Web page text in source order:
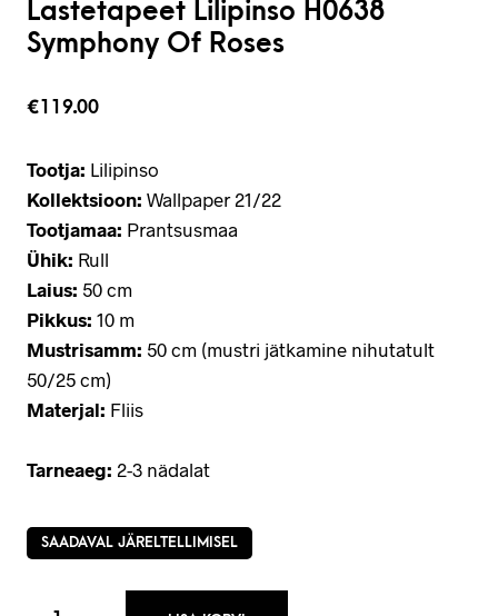
Lastetapeet Lilipinso H0638
Symphony Of Roses
€119.00
Tootja: Lilipinso
Kollektsioon: Wallpaper 21/22
Tootjamaa: Prantsusmaa
Ühik: Rull
Laius: 50 cm
Pikkus: 10 m
Mustrisamm: 50 cm (mustri jätkamine nihutatult
50/25 cm)
Materjal: Fliis
Tarneaeg: 2-3 nädalat
SAADAVAL JÄRELTELLIMISEL